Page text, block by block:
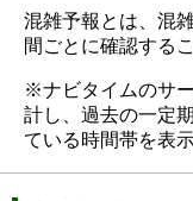
混雑予報とは、混
間ごとに確認する
※ナビタイムのサ
計し、過去の一定
ている時間帯を表